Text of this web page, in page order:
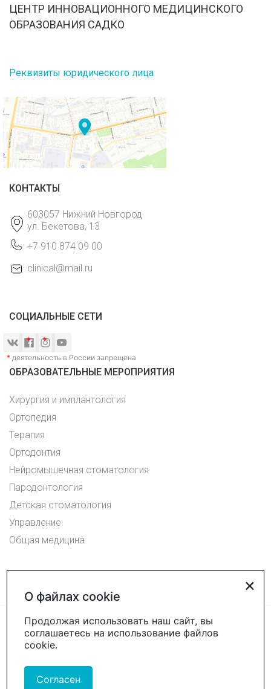
ЦЕНТР ИННОВАЦИОННОГО МЕДИЦИНСКОГО
ОБРАЗОВАНИЯ САДКО
Реквизиты юридического лица
КОНТАКТЫ
603057 Нижний Новгород
ул. Бекетова, 13
+7 910 874 09 00
clinical@mail.ru
СОЦИАЛЬНЫЕ СЕТИ
* деятельность в России запрещена
ОБРАЗОВАТЕЛЬНЫЕ МЕРОПРИЯТИЯ
Хирургия и имплантология
Ортопедия
Терапия
Ортодонтия
Нейромышечная стоматология
Пародонтология
Детская стоматология
Управление
Общая медицина
×
О файлах cookie
Продолжая использовать наш сайт, вы
соглашаетесь на использование файлов
cookie.
Согласен